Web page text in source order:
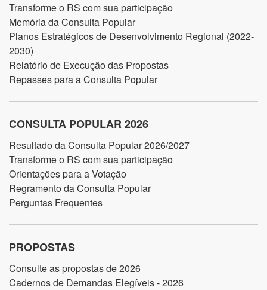
Transforme o RS com sua participação
Memória da Consulta Popular
Planos Estratégicos de Desenvolvimento Regional (2022-
2030)
Relatório de Execução das Propostas
Repasses para a Consulta Popular
CONSULTA POPULAR 2026
Resultado da Consulta Popular 2026/2027
Transforme o RS com sua participação
Orientações para a Votação
Regramento da Consulta Popular
Perguntas Frequentes
PROPOSTAS
Consulte as propostas de 2026
Cadernos de Demandas Elegíveis - 2026